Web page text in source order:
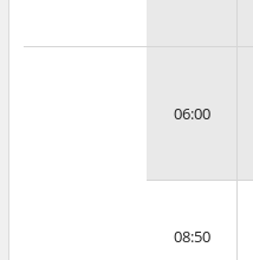
06:00
08:50